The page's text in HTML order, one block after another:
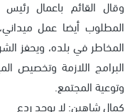
وقال القائم باعمال
المطلوب أيضا عمل
المخاطر في بلده، ويحفز
البرامج اللازمة وتخصيص
وتوعية المجتمع.
كمال شاهين: لا يوجد ردع